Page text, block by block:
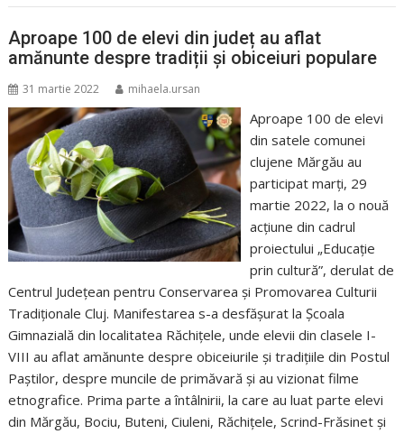
Aproape 100 de elevi din județ au aflat
amănunte despre tradiții și obiceiuri populare
31 martie 2022 mihaela.ursan
Aproape 100 de elevi
din satele comunei
clujene Mărgău au
participat marți, 29
martie 2022, la o nouă
acțiune din cadrul
proiectului „Educație
prin cultură”, derulat de
Centrul Județean pentru Conservarea și Promovarea Culturii
Tradiționale Cluj. Manifestarea s-a desfășurat la Școala
Gimnazială din localitatea Răchițele, unde elevii din clasele I-
VIII au aflat amănunte despre obiceiurile și tradițiile din Postul
Paștilor, despre muncile de primăvară și au vizionat filme
etnografice. Prima parte a întâlnirii, la care au luat parte elevi
din Mărgău, Bociu, Buteni, Ciuleni, Răchițele, Scrind-Frăsinet și